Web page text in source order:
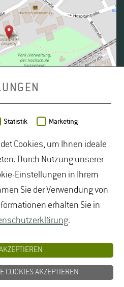
- Veröffentlicht unterODbL
| Gartenbau Studium|
|Lebensmittelsicherheit
|Oenologie
|Studiengänge
Natur| Studiengänge
Landschaftsarchitektur
Studium
Studium Logistik|Studium
Statistik Marketing
Cookies, um Ihnen ideale
Durch Nutzung unserer
Einstellungen in Ihrem
Sie der Verwendung von
erhalten Sie in
.
COOKIES AKZEPTIEREN